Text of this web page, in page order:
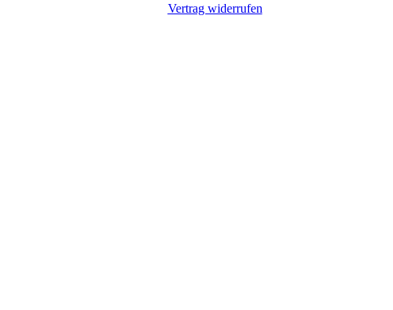
Vertrag widerrufen